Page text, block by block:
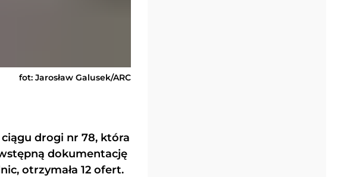
fot: Jarosław Galusek/ARC
drogi nr 78, która
dokumentację
otrzymała 12 ofert.